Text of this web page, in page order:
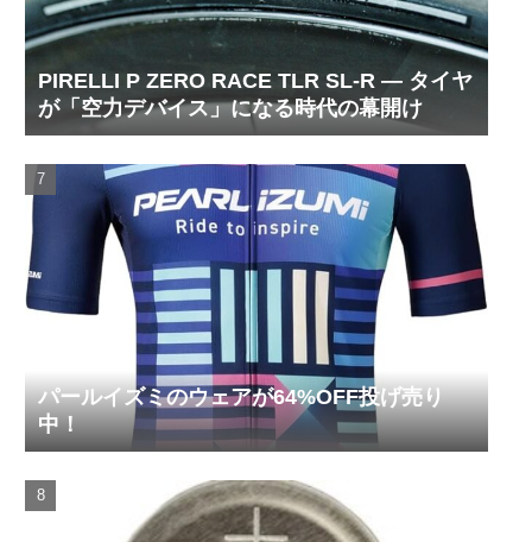
PIRELLI P ZERO RACE TLR SL-R ― タイヤ
が「空力デバイス」になる時代の幕開け
パールイズミのウェアが64%OFF投げ売り
中！